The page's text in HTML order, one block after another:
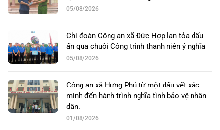
05/08/2026
Chi đoàn Công an xã Đức Hợp lan tỏa dấu
ấn qua chuỗi Công trình thanh niên ý nghĩa
05/08/2026
Công an xã Hưng Phú từ một dấu vết xác
minh đến hành trình nghĩa tình bảo vệ nhân
dân.
01/08/2026